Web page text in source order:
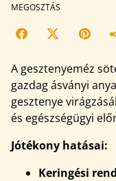
MEGOSZTÁS
A gesztenyeméz
gazdag ásványi
gesztenye
és egészségügyi
Jótékony hatásai:
Keringési